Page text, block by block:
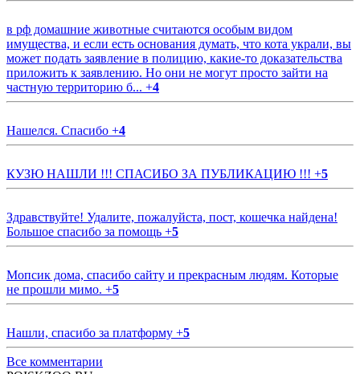
в рф домашние животные считаются особым видом
имущества, и если есть основания думать, что кота украли, вы
может подать заявление в полицию, какие-то доказательства
приложить к заявлению. Но они не могут просто зайти на
частную территорию б... +4
Нашелся. Спасибо +4
КУЗЮ НАШЛИ !!! СПАСИБО ЗА ПУБЛИКАЦИЮ !!! +5
Здравствуйте! Удалите, пожалуйста, пост, кошечка найдена!
Большое спасибо за помощь +5
Мопсик дома, спасибо сайту и прекрасным людям. Которые
не прошли мимо. +5
Нашли, спасибо за платформу +5
Все комментарии